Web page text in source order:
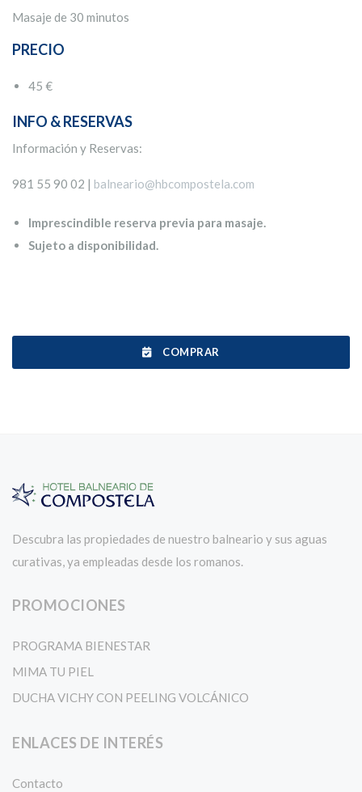
Masaje de 30 minutos
PRECIO
45 €
INFO & RESERVAS
Información y Reservas:
981 55 90 02 | balneario@hbcompostela.com
Imprescindible reserva previa para masaje.
Sujeto a disponibilidad.
COMPRAR
Descubra las propiedades de nuestro balneario y sus aguas
curativas, ya empleadas desde los romanos.
PROMOCIONES
PROGRAMA BIENESTAR
MIMA TU PIEL
DUCHA VICHY CON PEELING VOLCÁNICO
ENLACES DE INTERÉS
Contacto